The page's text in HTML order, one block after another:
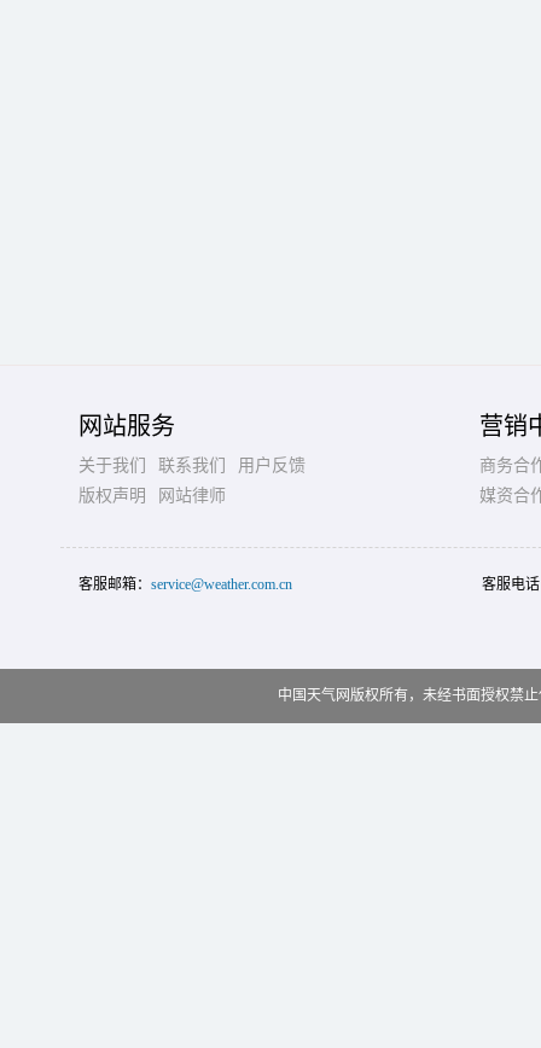
网站服务
关于我们 联系我们
用户反馈
版权声明
网站律师
营销
商务合
媒资合
客服邮箱： service@weather.com.cn 客服电
中国天气网版权所有，未经书面授权